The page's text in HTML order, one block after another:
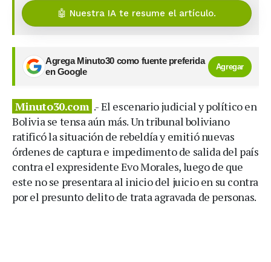
🤖 Nuestra IA te resume el artículo.
Agrega Minuto30 como fuente preferida
en Google
Agregar
Minuto30.com .- El escenario judicial y político en
Bolivia se tensa aún más. Un tribunal boliviano
ratificó la situación de rebeldía y emitió nuevas
órdenes de captura e impedimento de salida del país
contra el expresidente Evo Morales, luego de que
este no se presentara al inicio del juicio en su contra
por el presunto delito de trata agravada de personas.